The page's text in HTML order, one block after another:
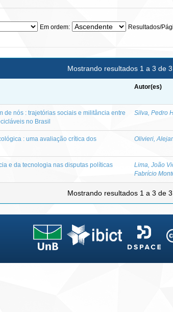
Em ordem: Resultados/
Mostrando resultados 1 a 3 de 3
Autor(es)
de nós : trajetórias sociais e militância entre
no Brasil
Silva, Pedro
: uma avaliação crítica dos
Olivieri,
e da tecnologia nas disputas políticas
Lima, João
Fabrício
Mostrando resultados 1 a 3 de 3